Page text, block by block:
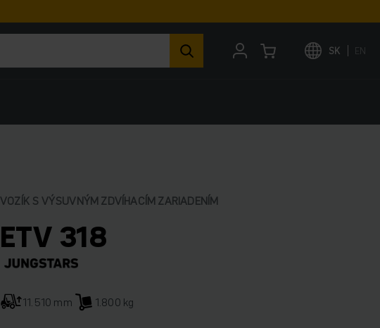
SK EN
VOZÍK S VÝSUVNÝM ZDVÍHACÍM ZARIADENÍM
ETV 318
11.510 mm 1.800 kg